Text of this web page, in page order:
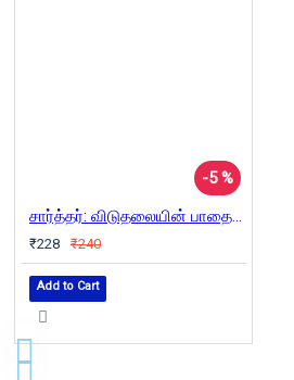
-5 %
சார்த்தர்: விடுதலையின் பாதைகள் (நியூ செஞ்சுரி புக் ஹவுஸ்)
₹228 ₹240
Add to Cart